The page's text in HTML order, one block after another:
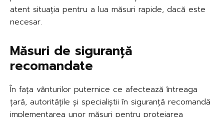
atent situația pentru a lua măsuri rapide, dacă este
necesar.
Măsuri de siguranță
recomandate
În fața vânturilor puternice ce afectează întreaga
țară, autoritățile și specialiștii în siguranță recomandă
implementarea unor măsuri pentru protejarea